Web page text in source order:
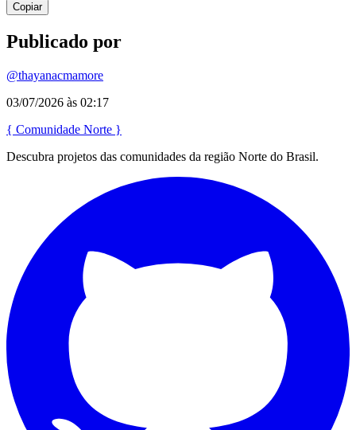
Copiar
Publicado por
@thayanacmamore
03/07/2026 às 02:17
{ Comunidade Norte }
Descubra projetos das comunidades da região Norte do Brasil.